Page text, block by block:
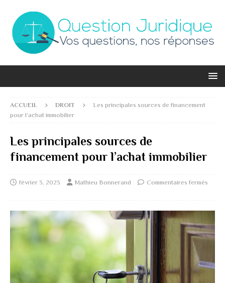
ACCUEIL DROIT
Les principales sources de financement
pour l’achat immobilier
Les principales sources de
financement pour l’achat immobilier
février 3, 2023 Mathieu Bonnerand Commentaires fermés